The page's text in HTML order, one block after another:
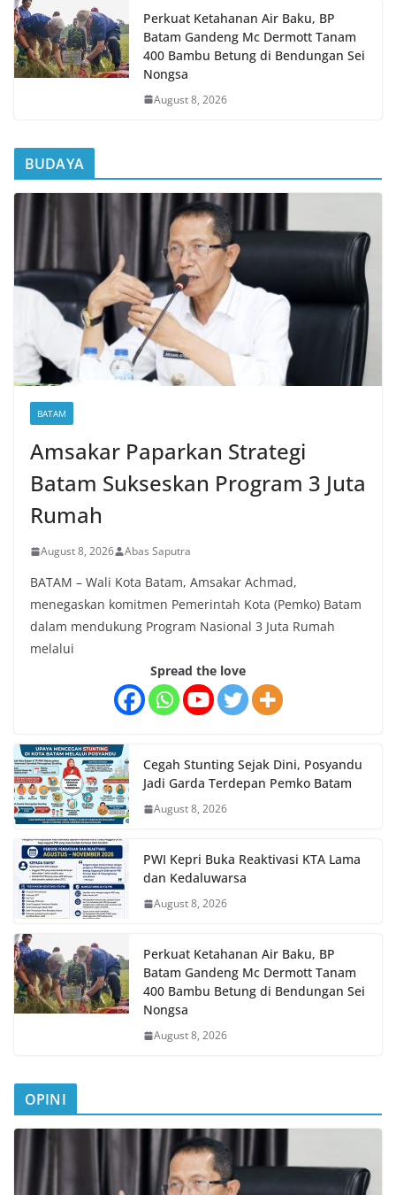
Perkuat Ketahanan Air Baku, BP
Batam Gandeng Mc Dermott Tanam
400 Bambu Betung di Bendungan Sei
Nongsa
August 8, 2026
BUDAYA
BATAM
Amsakar Paparkan Strategi
Batam Sukseskan Program 3 Juta
Rumah
August 8, 2026 Abas Saputra
BATAM – Wali Kota Batam, Amsakar Achmad,
menegaskan komitmen Pemerintah Kota (Pemko) Batam
dalam mendukung Program Nasional 3 Juta Rumah
melalui
Spread the love
Cegah Stunting Sejak Dini, Posyandu
Jadi Garda Terdepan Pemko Batam
August 8, 2026
PWI Kepri Buka Reaktivasi KTA Lama
dan Kedaluwarsa
August 8, 2026
Perkuat Ketahanan Air Baku, BP
Batam Gandeng Mc Dermott Tanam
400 Bambu Betung di Bendungan Sei
Nongsa
August 8, 2026
OPINI